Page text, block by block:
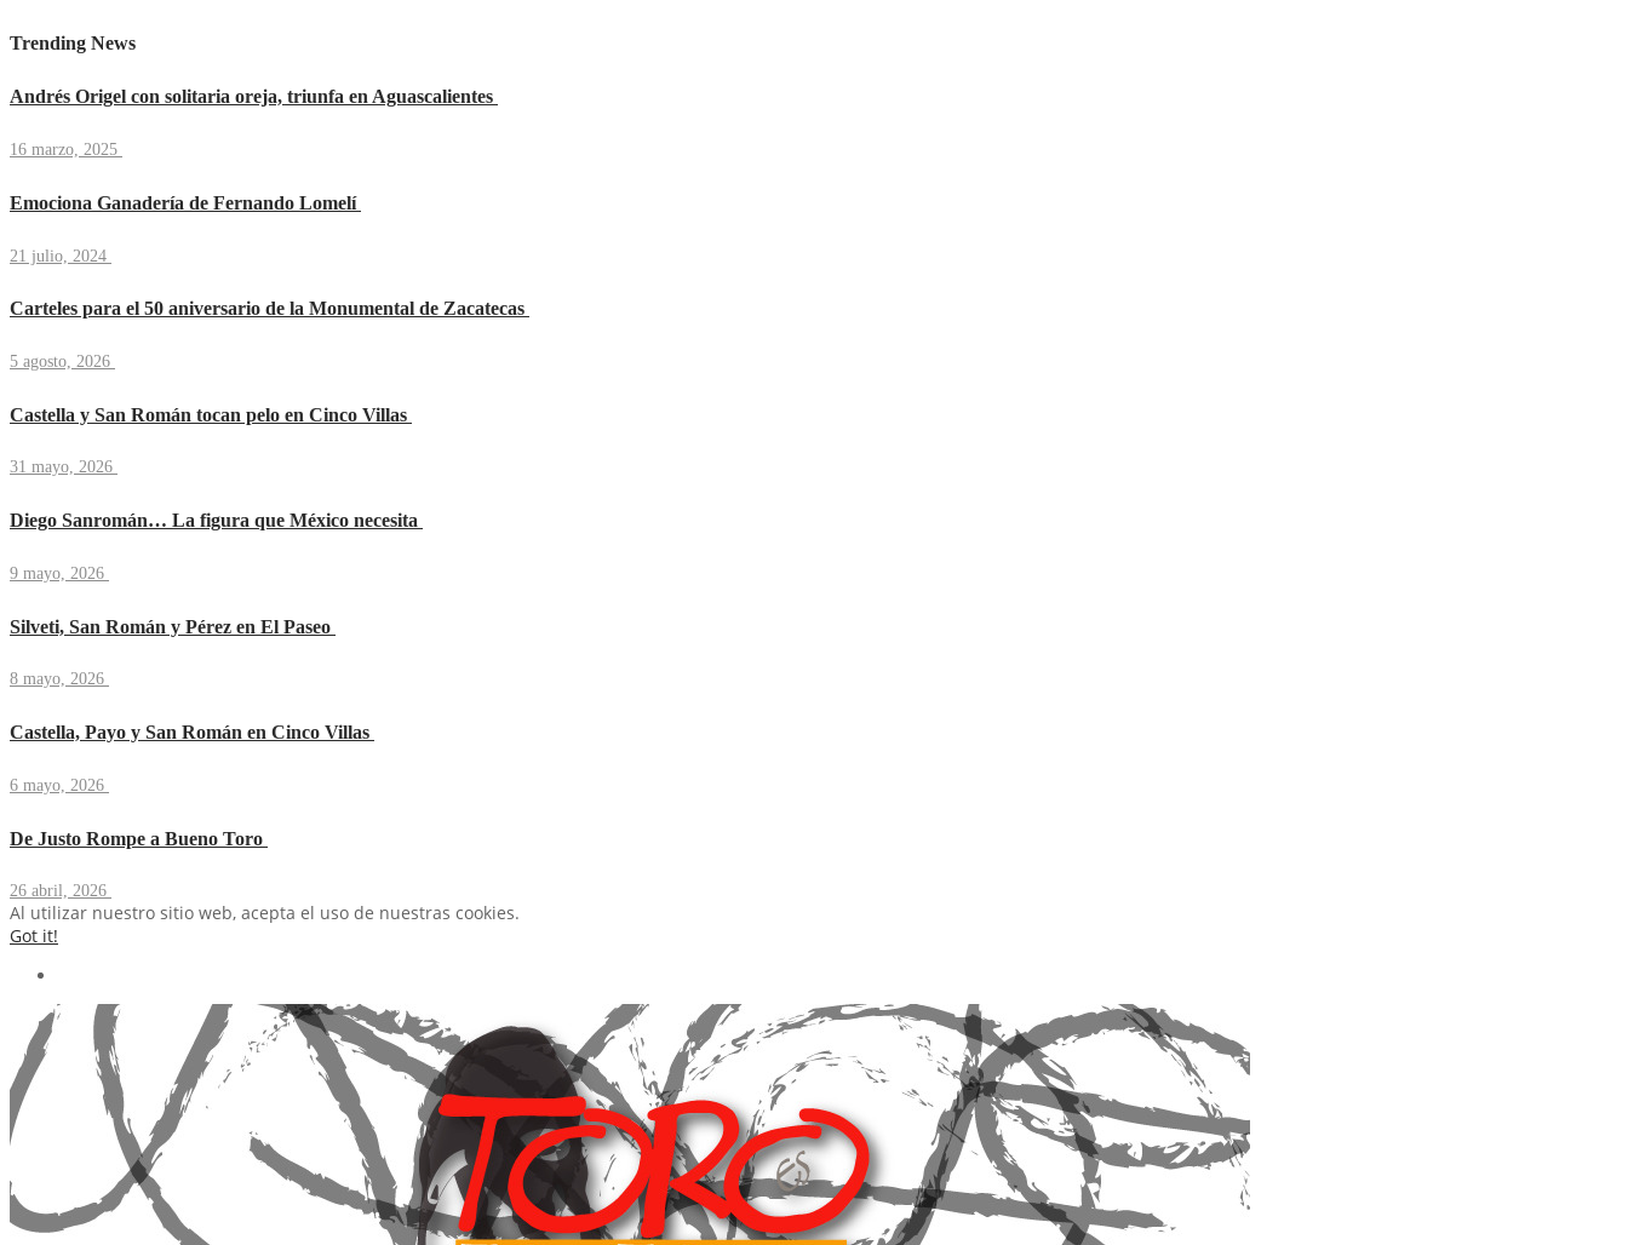
Trending News
Andrés Origel con solitaria oreja, triunfa en Aguascalientes
16 marzo, 2025
Emociona Ganadería de Fernando Lomelí
21 julio, 2024
Carteles para el 50 aniversario de la Monumental de Zacatecas
5 agosto, 2026
Castella y San Román tocan pelo en Cinco Villas
31 mayo, 2026
Diego Sanromán… La figura que México necesita
9 mayo, 2026
Silveti, San Román y Pérez en El Paseo
8 mayo, 2026
Castella, Payo y San Román en Cinco Villas
6 mayo, 2026
De Justo Rompe a Bueno Toro
26 abril, 2026
Al utilizar nuestro sitio web, acepta el uso de nuestras cookies.
Got it!